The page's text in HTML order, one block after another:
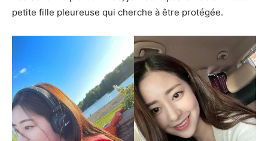
petite fille pleureuse qui cherche à être protégée.